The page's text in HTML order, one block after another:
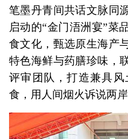
笔墨丹青间共话文脉同
启动的“金门浯洲宴”菜
食文化，甄选原生海产
特色海鲜与药膳珍味，
评审团队，打造兼具
食，用人间烟火诉说两岸